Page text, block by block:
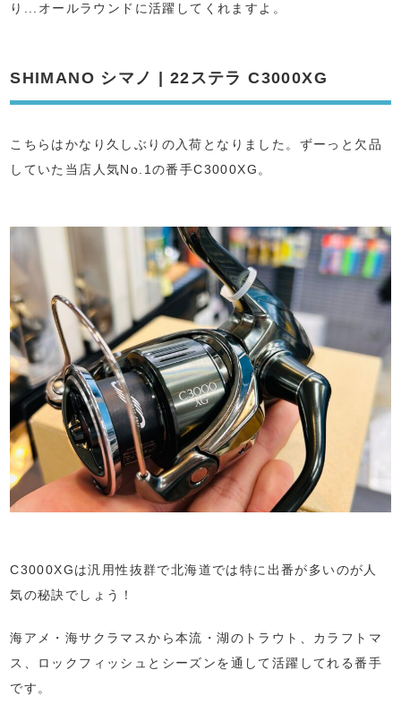
り...オールラウンドに活躍してくれますよ。
SHIMANO シマノ | 22ステラ C3000XG
こちらはかなり久しぶりの入荷となりました。ずーっと欠品
していた当店人気No.1の番手C3000XG。
C3000XGは汎用性抜群で北海道では特に出番が多いのが人
気の秘訣でしょう！
海アメ・海サクラマスから本流・湖のトラウト、カラフトマ
ス、ロックフィッシュとシーズンを通して活躍してれる番手
です。